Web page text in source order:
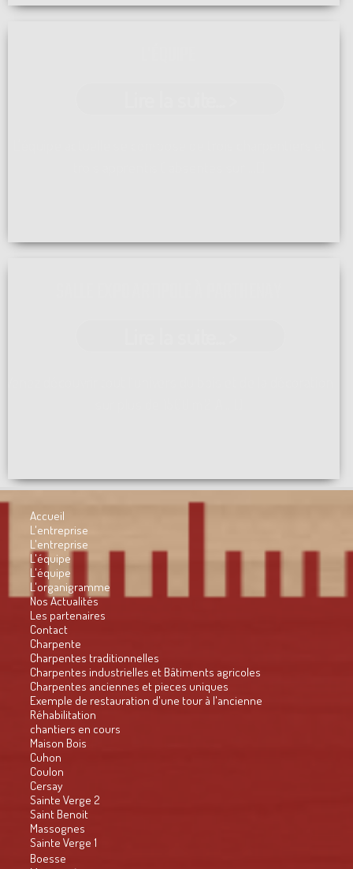
Accueil
L'entreprise
L'entreprise
L'équipe
L'équipe
L'organigramme
Nos Actualités
Les partenaires
Contact
Charpente
Charpentes traditionnelles
Charpentes industrielles et Bâtiments agricoles
Charpentes anciennes et pieces uniques
Exemple de restauration d'une tour à l'ancienne
Réhabilitation
chantiers en cours
Maison Bois
Cuhon
Coulon
Cersay
Sainte Verge 2
Saint Benoit
Massognes
Sainte Verge 1
Boesse